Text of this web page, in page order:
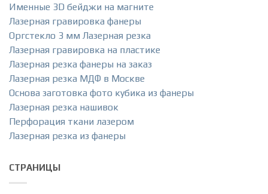
Именные 3D бейджи на магните
Лазерная гравировка фанеры
Оргстекло 3 мм Лазерная резка
Лазерная гравировка на пластике
Лазерная резка фанеры на заказ
Лазерная резка МДФ в Москве
Основа заготовка фото кубика из фанеры
Лазерная резка нашивок
Перфорация ткани лазером
Лазерная резка из фанеры
СТРАНИЦЫ